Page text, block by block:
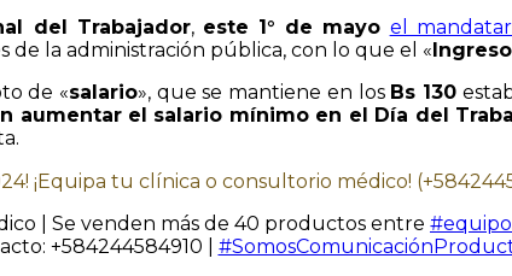
del Trabajador, este 1° de mayo el
la administración pública, con lo que el «
de «salario», que se mantiene en los Bs 130
aumentar el salario mínimo en el Día del
¡Equipa tu clínica o consultorio médico!
| Se venden más de 40 productos entre
+584244584910 |